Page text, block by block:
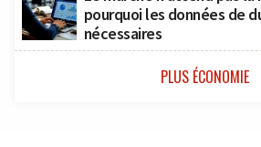
pourquoi les données de
nécessaires
PLUS ÉCONOMIE